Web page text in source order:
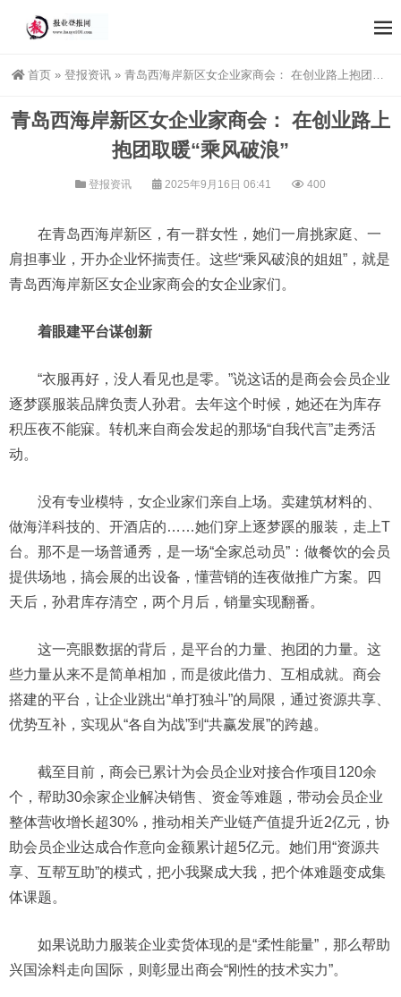
首页 » 登报资讯 » 青岛西海岸新区女企业家商会： 在创业路上抱团取暖“乘风破浪”
青岛西海岸新区女企业家商会： 在创业路上
抱团取暖“乘风破浪”
登报资讯 2025年9月16日 06:41 400
在青岛西海岸新区，有一群女性，她们一肩挑家庭、一
肩担事业，开办企业怀揣责任。这些“乘风破浪的姐姐”，就是
青岛西海岸新区女企业家商会的女企业家们。
着眼建平台谋创新
“衣服再好，没人看见也是零。”说这话的是商会会员企业
逐梦蹊服装品牌负责人孙君。去年这个时候，她还在为库存
积压夜不能寐。转机来自商会发起的那场“自我代言”走秀活
动。
没有专业模特，女企业家们亲自上场。卖建筑材料的、
做海洋科技的、开酒店的……她们穿上逐梦蹊的服装，走上T
台。那不是一场普通秀，是一场“全家总动员”：做餐饮的会员
提供场地，搞会展的出设备，懂营销的连夜做推广方案。四
天后，孙君库存清空，两个月后，销量实现翻番。
这一亮眼数据的背后，是平台的力量、抱团的力量。这
些力量从来不是简单相加，而是彼此借力、互相成就。商会
搭建的平台，让企业跳出“单打独斗”的局限，通过资源共享、
优势互补，实现从“各自为战”到“共赢发展”的跨越。
截至目前，商会已累计为会员企业对接合作项目120余
个，帮助30余家企业解决销售、资金等难题，带动会员企业
整体营收增长超30%，推动相关产业链产值提升近2亿元，协
助会员企业达成合作意向金额累计超5亿元。她们用“资源共
享、互帮互助”的模式，把小我聚成大我，把个体难题变成集
体课题。
如果说助力服装企业卖货体现的是“柔性能量”，那么帮助
兴国涂料走向国际，则彰显出商会“刚性的技术实力”。